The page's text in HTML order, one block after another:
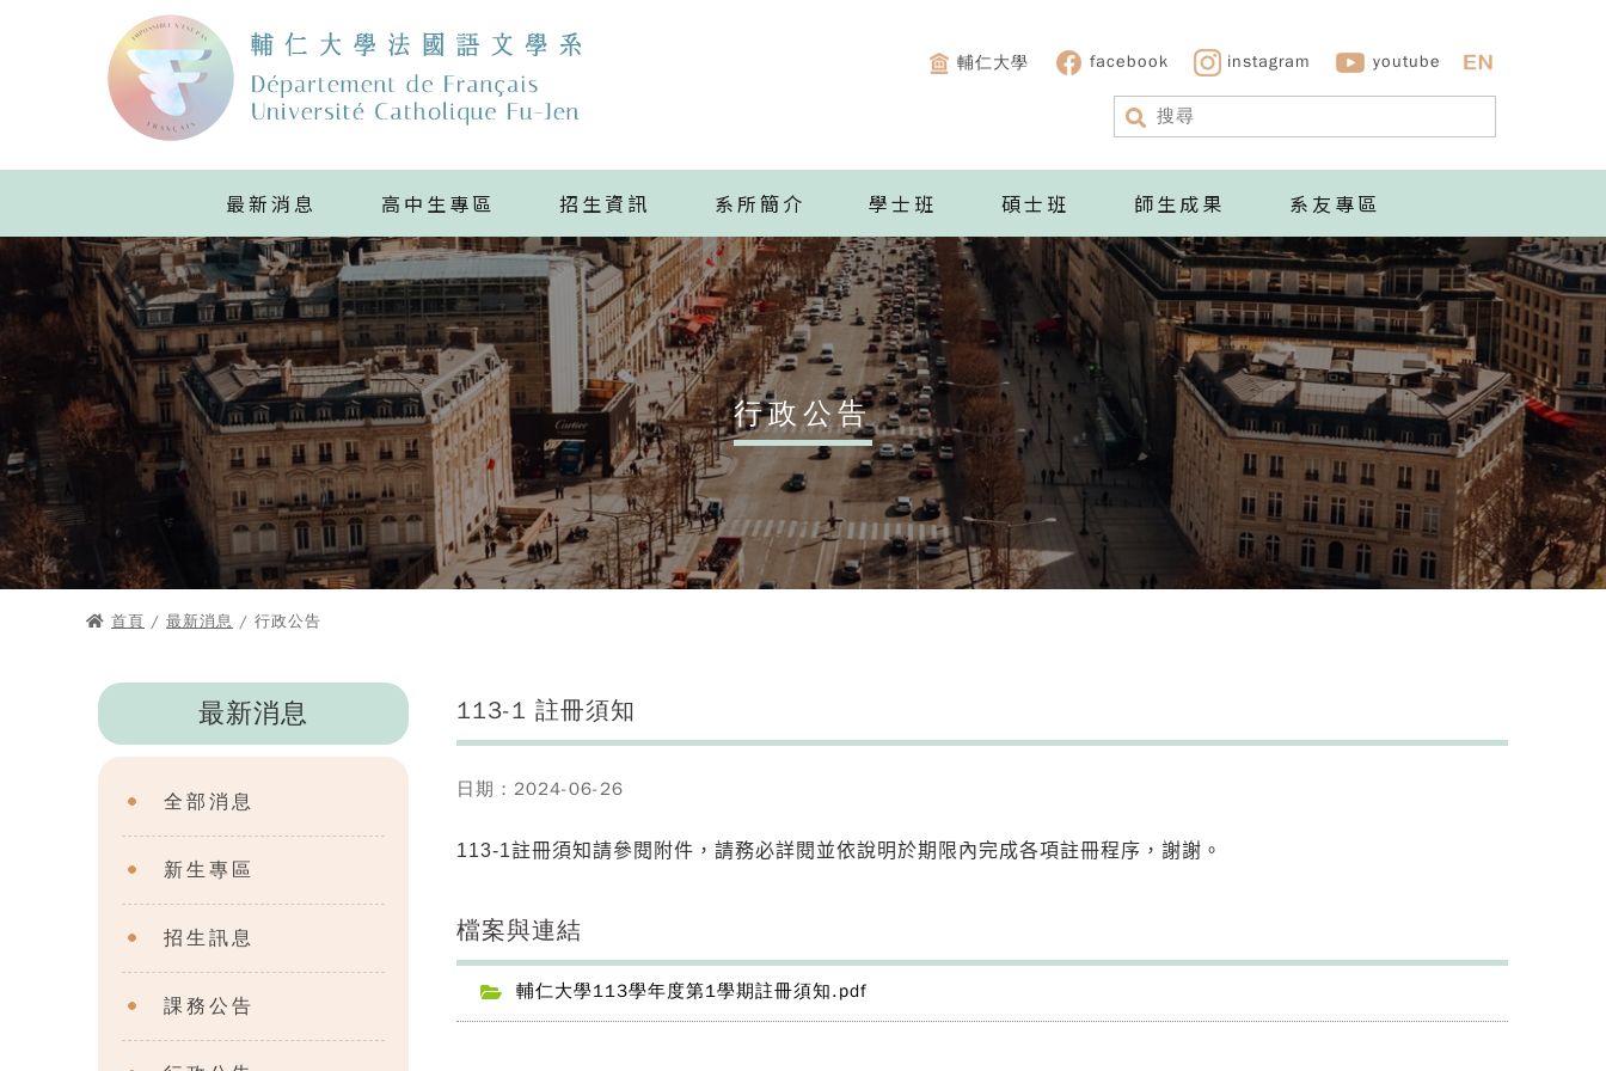
輔仁大學 facebook instagram youtube
最新消息 高中生專區 招生資訊 系所簡介 學士班 碩士班 師生成果 系友專區
行政公告
首頁 / 最新消息 / 行政公告
最新消息
全部消息
新生專區
招生訊息
課務公告
113-1 註冊須知
日期：2024-06-26
113-1註冊須知請參閱附件，請務必詳閱並依說明於期限內完成各項註冊程序，謝謝。
檔案與連結
輔仁大學113學年度第1學期註冊須知.pdf